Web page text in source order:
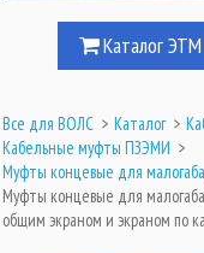
Каталог ЭТМ
Все для ВОЛС > Каталог >
Кабельные муфты ПЗЭМИ >
Муфты концевые для
Муфты концевые для
общим экраном и экраном по